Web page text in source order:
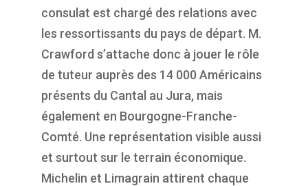
consulat est chargé des relations avec
les ressortissants du pays de départ. M.
Crawford s’attache donc à jouer le rôle
de tuteur auprès des 14 000 Américains
présents du Cantal au Jura, mais
également en Bourgogne-Franche-
Comté. Une représentation visible aussi
et surtout sur le terrain économique.
Michelin et Limagrain attirent chaque